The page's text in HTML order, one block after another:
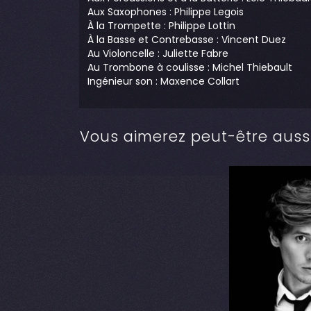
Aux Saxophones : Philippe Legois
À la Trompette : Philippe Lottin
À la Basse et Contrebasse : Vincent Duez
Au Violoncelle : Juliette Fabre
Au Trombone à coulisse : Michel Thiebault
Ingénieur son : Maxence Collart
Vous aimerez peut-être